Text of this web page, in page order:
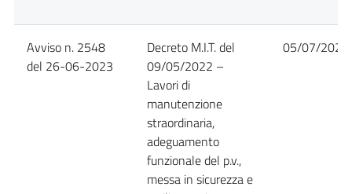
Avviso n. 2548
del 26-06-2023
Decreto M.I.T. del
09/05/2022 –
Lavori di
manutenzione
straordinaria,
adeguamento
funzionale del p.v.,
messa in sicurezza e
05/07/2023